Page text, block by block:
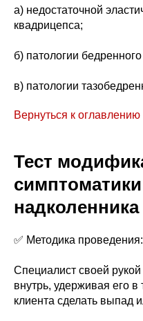
а) недостаточной
квадрицепса;
б) патологии
в) патологии
Вернуться к оглавлению
Тест
надколенника
✅ Методика проведения:
Специалист своей
внутрь, удерживая его
клиента сделать выпад